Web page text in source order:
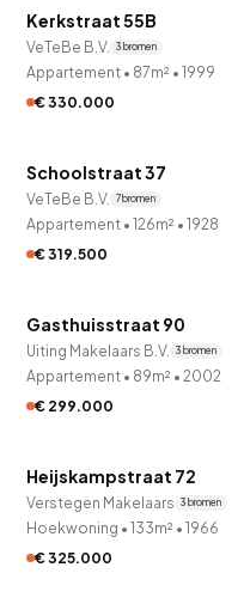
6 uur geleden ontdekt
Kerkstraat 55B
VeTeBe B.V. 3 bronnen
Appartement • 87m² • 1999
€ 330.000
6 uur geleden ontdekt
QUICKLANE™
Schoolstraat 37
VeTeBe B.V. 7 bronnen
Appartement • 126m² • 1928
€ 319.500QUICKLANE™
Gasthuisstraat 90
Uiting Makelaars B.V. 3 bronnen
Appartement • 89m² • 2002
€ 299.000
Verkocht onder voorbehoud
QUICKLANE™
Heijskampstraat 72
Verstegen Makelaars 3 bronnen
Hoekwoning • 133m² • 1966
€ 325.000QUICKLANE™